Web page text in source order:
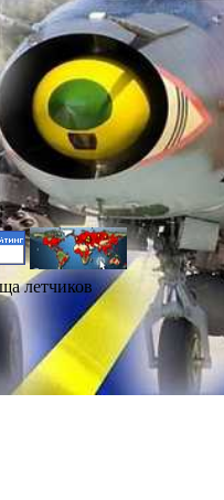
летчиков